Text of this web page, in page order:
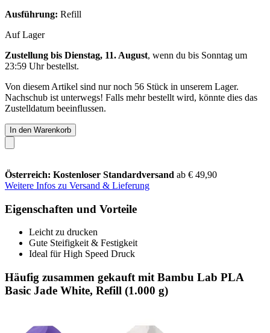
Ausführung: Refill
Auf Lager
Zustellung bis Dienstag, 11. August, wenn du bis Sonntag um
23:59 Uhrbestellst.
Von diesem Artikel sind nur noch 56 Stück in unserem Lager.
Nachschub ist unterwegs! Falls mehr bestellt wird, könnte dies das
Zustelldatum beeinflussen.
In den Warenkorb
Österreich: Kostenloser Standardversand ab € 49,90
Weitere Infos zu Versand & Lieferung
Eigenschaften und Vorteile
Leicht zu drucken
Gute Steifigkeit & Festigkeit
Ideal für High Speed Druck
Häufig zusammen gekauft mit Bambu Lab PLA
Basic Jade White, Refill (1.000 g)